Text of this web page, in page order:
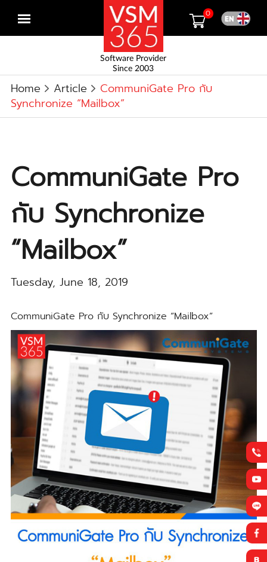
Open
Software Provider
Since 2003
0
Home Article
CommuniGate Pro กับ
Synchronize “Mailbox”
CommuniGate Pro
กับ Synchronize
“Mailbox”
Tuesday, June 18, 2019
CommuniGate Pro กับ Synchronize “Mailbox”